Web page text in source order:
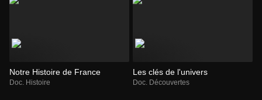
Notre Histoire de France
Doc. Histoire
Les clés de l'univers
Doc. Découvertes